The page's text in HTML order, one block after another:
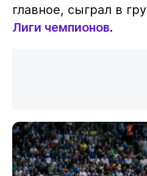
главное, сыграл в
Лиги чемпионов.